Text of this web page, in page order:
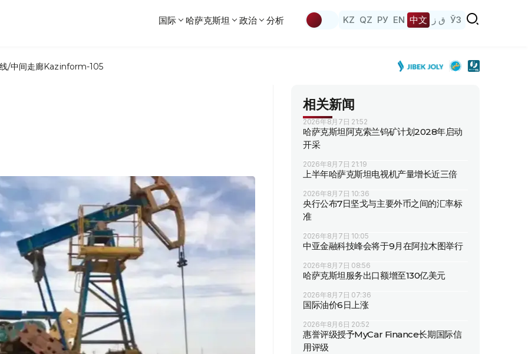
国际 哈萨克斯坦 政治 分析 KZ QZ РУ EN 中文 ق ز ЎЗ
/中间走廊Kazinform-105
相关新闻
2026年8月7日 21:52
哈萨克斯坦阿克索兰钨矿计划2028年启动
开采
2026年8月7日 21:19
上半年哈萨克斯坦电视机产量增长近三倍
2026年8月7日 10:36
央行公布7日坚戈与主要外币之间的汇率标
准
2026年8月7日 10:05
中亚金融科技峰会将于9月在阿拉木图举行
2026年8月7日 08:56
哈萨克斯坦服务出口额增至130亿美元
2026年8月7日 07:36
国际油价6日上涨
2026年8月6日 20:52
惠誉评级授予MyCar Finance长期国际信
用评级